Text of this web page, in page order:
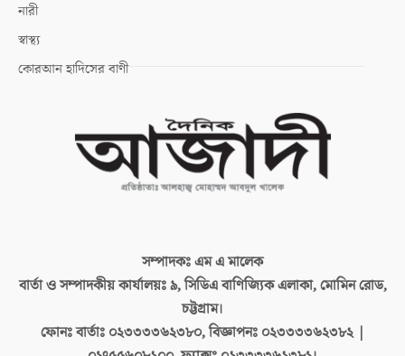
নারী
স্বাস্থ্য
কোরআন হাদিসের বাণী
সম্পাদকঃএম এ মালেক
বার্তা ও সম্পাদকীয় কার্যালয়ঃ৯, সিডিএ বাণিজ্যিক এলাকা, মোমিন রোড,
চট্টগ্রাম।
ফোনঃ বার্তাঃ ০২৩৩৩৩৬২৩৮০, বিজ্ঞাপনঃ ০২৩৩৩৩৬২৩৮২ |